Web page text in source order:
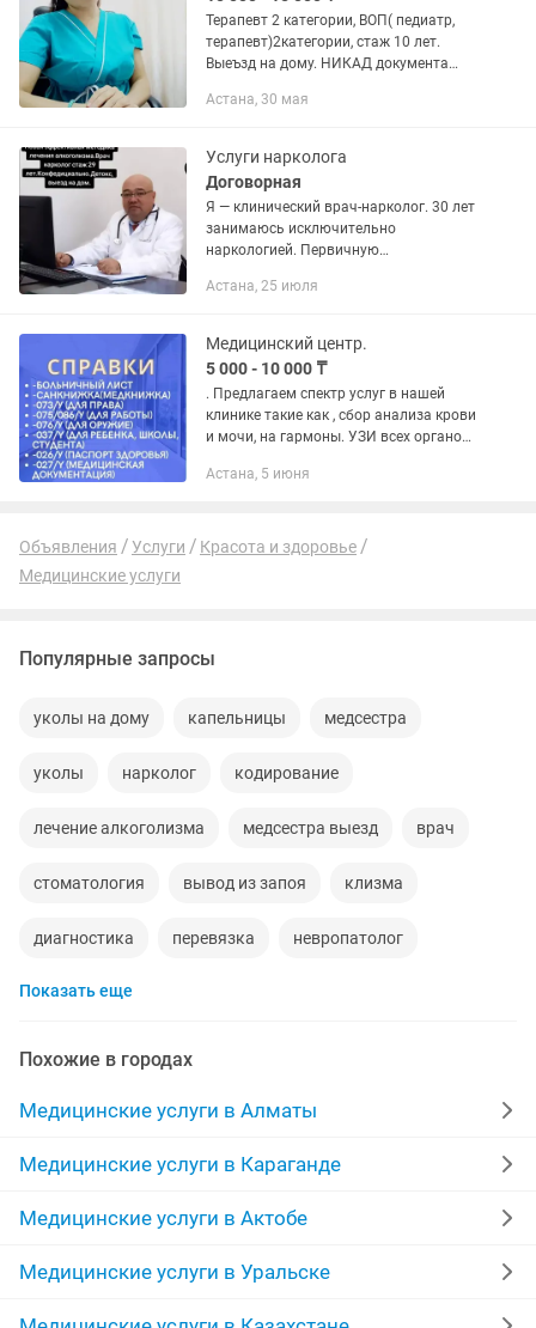
Терапевт 2 категории, ВОП( педиатр,
терапевт)2категории, стаж 10 лет.
Выеъзд на дому. НИКАД документа
документа KZ240001362156 статус
Астана, 30 мая
Услуги нарколога
Договорная
Я — клинический врач-нарколог. 30 лет
занимаюсь исключительно
наркологией. Первичную
Один из первых организаторов
Астана, 25 июля
Медицинский центр.
5 000 - 10 000 ₸
. Предлагаем спектр услуг в нашей
клинике такие как , сбор анализа крови
и мочи, на гармоны. УЗИ всех органов.
Работают врачи со стажем более 15
Астана, 5 июня
Объявления Услуги
Красота и здоровье
Медицинские услуги
Популярные запросы
уколы на дому капельницы медсестра
уколы нарколог кодирование
лечение алкоголизма медсестра выезд врач
стоматология вывод из запоя клизма
диагностика перевязка невропатолог
выходные
алкогольная интоксикация сестра
медицинская сестра клиника работа договорная
врач хирург мед услуги боль
уколы капельницы аккуратно
медсестра на выезд уколы системы
Показать еще
Похожие в городах
Медицинские услуги в Алматы
Медицинские услуги в Караганде
Медицинские услуги в Актобе
Медицинские услуги в Уральске